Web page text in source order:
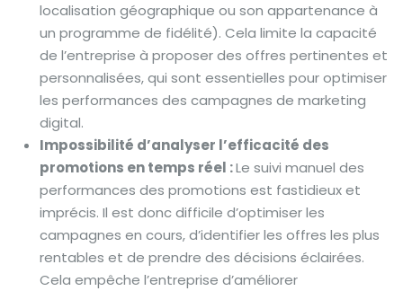
localisation géographique ou son appartenance à
un programme de fidélité). Cela limite la capacité
de l’entreprise à proposer des offres pertinentes et
personnalisées, qui sont essentielles pour optimiser
les performances des campagnes de marketing
digital.
Impossibilité d’analyser l’efficacité des
promotions en temps réel :Le suivi manuel des
performances des promotions est fastidieux et
imprécis. Il est donc difficile d’optimiser les
campagnes en cours, d’identifier les offres les plus
rentables et de prendre des décisions éclairées.
Cela empêche l’entreprise d’améliorer